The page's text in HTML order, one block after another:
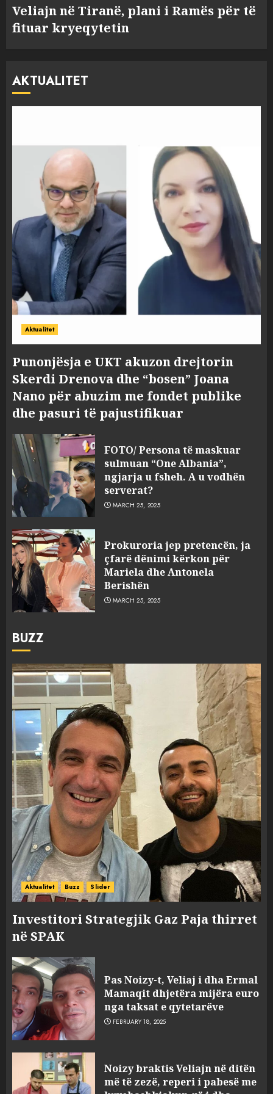
Veliajn në Tiranë, plani i Ramës për të
fituar kryeqytetin
AKTUALITET
Aktualitet
Punonjësja e UKT akuzon drejtorin
Skerdi Drenova dhe “bosen” Joana
Nano për abuzim me fondet publike
dhe pasuri të pajustifikuar
FOTO/ Persona të maskuar
sulmuan “One Albania”,
ngjarja u fsheh. A u vodhën
serverat?
MARCH 25, 2025
Prokuroria jep pretencën, ja
çfarë dënimi kërkon për
Mariela dhe Antonela
Berishën
MARCH 25, 2025
BUZZ
Aktualitet Buzz Slider
Investitori Strategjik Gaz Paja thirret
në SPAK
Pas Noizy-t, Veliaj i dha Ermal
Mamaqit dhjetëra mijëra euro
nga taksat e qytetarëve
FEBRUARY 18, 2025
Noizy braktis Veliajn në ditën
më të zezë, reperi i pabesë me
sulmuan “One Albania”,
ngjarja u fsheh. A u vodhën